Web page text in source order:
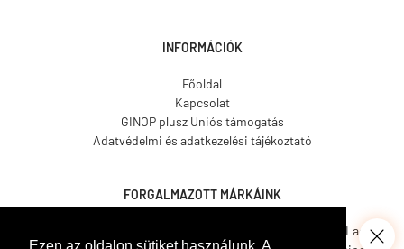
INFORMÁCIÓK
Főoldal
Kapcsolat
GINOP plusz Uniós támogatás
Adatvédelmi és adatkezelési tájékoztató
FORGALMAZOTT MÁRKÁINK
CosmosLac.